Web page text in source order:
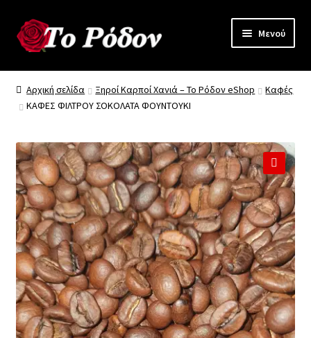
Απευθείας
μετάβαση
Μετάβαση
σε
Μενού
Γνωρίστε “το Ρόδον”
Όλα τα Προϊόντα
Προϊόντα Χονδρικής
Επικοινωνία
Αρχική σελίδα Ξηροί Καρποί Χανιά – Το Ρόδον eShop
Καφές
ΚΑΦΕΣ ΦΙΛΤΡΟΥ ΣΟΚΟΛΑΤΑ ΦΟΥΝΤΟΥΚΙ
🔍